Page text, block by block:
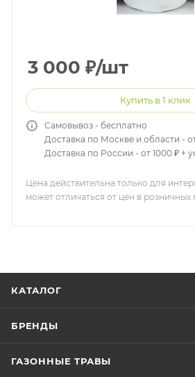
3 000 ₽/шт
Купить в 1 клик
Самовывоз - бесплатно
Доставка по Москве и области -
Доставка по России - от 1000 ₽ +
Цена действительна только для
может отличаться от цен в розничных
КАТАЛОГ
БРЕНДЫ
ГАЗОННЫЕ ТРАВЫ